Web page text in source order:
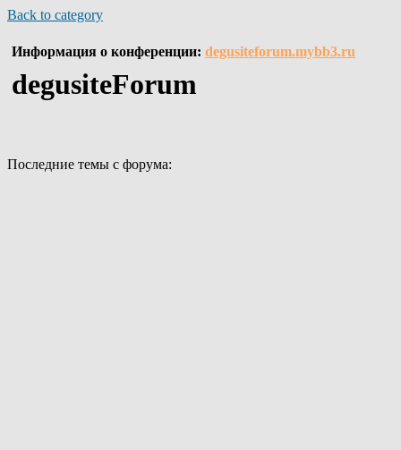
Back to category
Информация о конференции: degusiteforum.mybb3.ru
degusiteForum
Последние темы с форума: